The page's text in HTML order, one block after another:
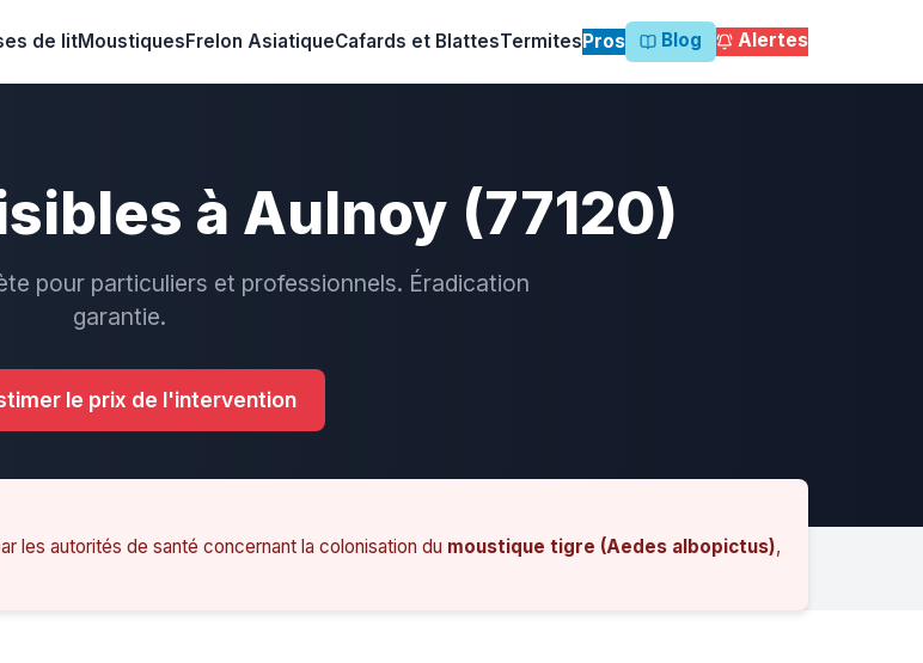
de litMoustiquesFrelon AsiatiqueCafards et BlattesTermitesPros Blog Alertes
à Aulnoy (77120)
pour particuliers et professionnels. Éradication
garantie.
le prix de l'intervention
les autorités de santé concernant la colonisation du moustique tigre (Aedes albopictus),